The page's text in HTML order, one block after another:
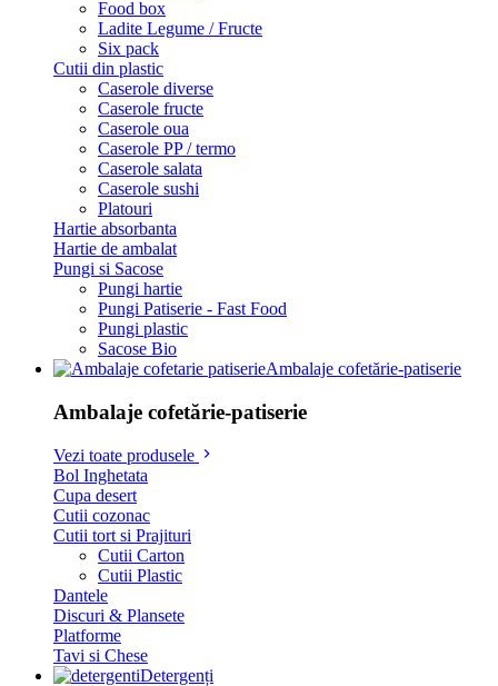
Food box
Ladite Legume / Fructe
Six pack
Cutii din plastic
Caserole diverse
Caserole fructe
Caserole oua
Caserole PP / termo
Caserole salata
Caserole sushi
Platouri
Hartie absorbanta
Hartie de ambalat
Pungi si Sacose
Pungi hartie
Pungi Patiserie - Fast Food
Pungi plastic
Sacose Bio
Ambalaje cofetărie-patiserie
Ambalaje cofetărie-patiserie
Vezi toate produsele
Bol Inghetata
Cupa desert
Cutii cozonac
Cutii tort si Prajituri
Cutii Carton
Cutii Plastic
Dantele
Discuri & Plansete
Platforme
Tavi si Chese
Detergenți